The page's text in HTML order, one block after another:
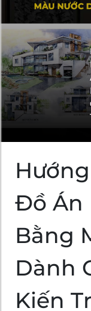
Đồ Án
Bằng
Dành
Kiến